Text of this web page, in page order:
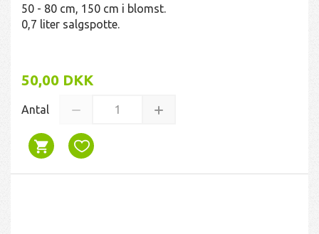
50 - 80 cm, 150 cm i blomst.
0,7 liter salgspotte.
50,00 DKK
Antal